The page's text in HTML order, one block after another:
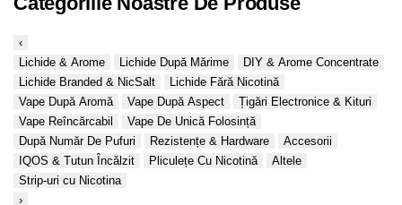
‹
Lichide & Arome
Lichide După Mărime
DIY & Arome Concentrate
Lichide Branded & NicSalt
Lichide Fără Nicotină
Vape După Aromă
Vape După Aspect
Țigări Electronice & Kituri
Vape Reîncărcabil
Vape De Unică Folosință
După Număr De Pufuri
Rezistențe & Hardware
Accesorii
IQOS & Tutun Încălzit
Pliculețe Cu Nicotină
Altele
Strip-uri cu Nicotina
›